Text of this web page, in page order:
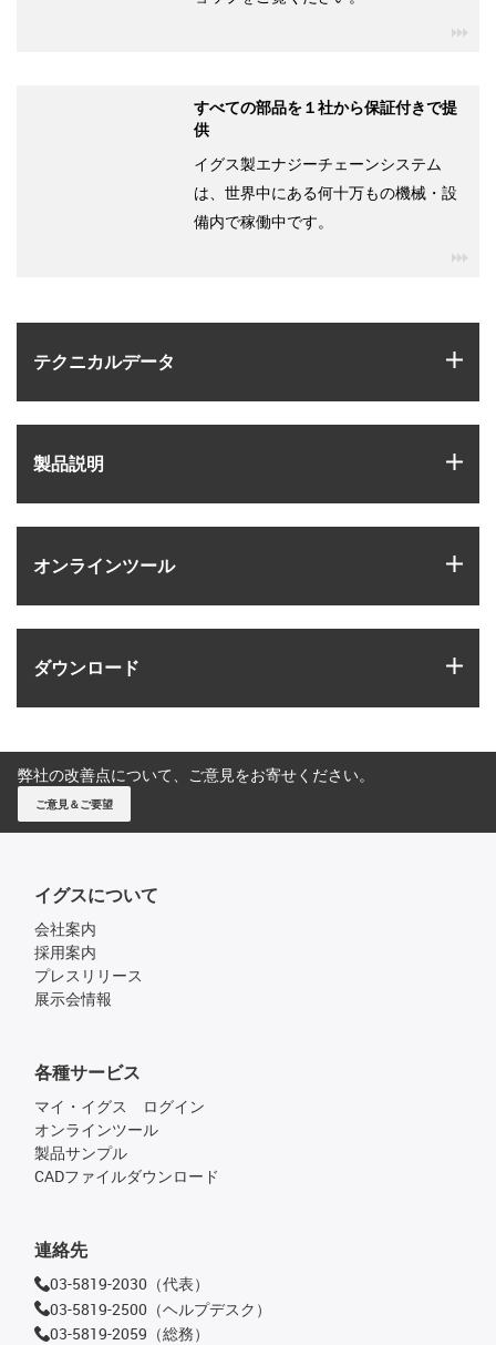
テクニカルデータ
製品説明
オンラインツール
ダウンロード
すべての部品を１社から保証付きで提
供
イグス製エナジーチェーンシステム
は、世界中にある何十万もの機械・設
備内で稼働中です。
弊社の改善点について、ご意見をお寄せください。
ご意見＆ご要望
イグスについて
会社案内
採用案内
プレスリリース
展示会情報
各種サービス
マイ・イグス ログイン
オンラインツール
製品サンプル
CADファイルダウンロード
連絡先
03-5819-2030（代表）
03-5819-2500（ヘルプデスク）
03-5819-2059（総務）